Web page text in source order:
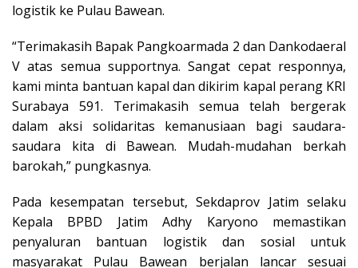
logistik ke Pulau Bawean.
“Terimakasih Bapak Pangkoarmada 2 dan Dankodaeral
V atas semua supportnya. Sangat cepat responnya,
kami minta bantuan kapal dan dikirim kapal perang KRI
Surabaya 591. Terimakasih semua telah bergerak
dalam aksi solidaritas kemanusiaan bagi saudara-
saudara kita di Bawean. Mudah-mudahan berkah
barokah,” pungkasnya.
Pada kesempatan tersebut, Sekdaprov Jatim selaku
Kepala BPBD Jatim Adhy Karyono memastikan
penyaluran bantuan logistik dan sosial untuk
masyarakat Pulau Bawean berjalan lancar sesuai